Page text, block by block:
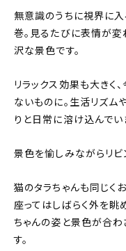
無意識のうちに視界に
巻。見るたびに表情が変
沢な景色です。
リラックス効果も大きく
ないものに。生活リズム
りと日常に溶け込んでい
景色を愉しみながらリビ
猫のタラちゃんも同じく
座ってはしばらく外を眺
ちゃんの姿と景色が合わ
す。